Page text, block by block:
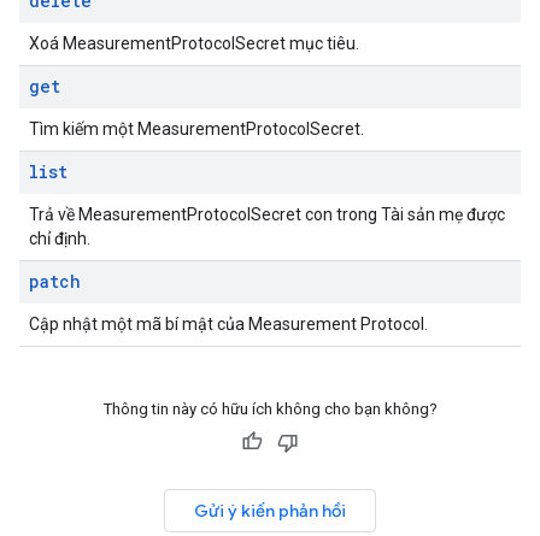
Xoá MeasurementProtocolSecret mục tiêu.
get
Tìm kiếm một MeasurementProtocolSecret.
list
Trả về MeasurementProtocolSecret con trong Tài sản mẹ được
chỉ định.
patch
Cập nhật một mã bí mật của Measurement Protocol.
Thông tin này có hữu ích không cho bạn không?
Gửi ý kiến phản hồi